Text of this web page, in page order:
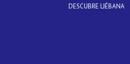
DESCUBRE LIÉBANA